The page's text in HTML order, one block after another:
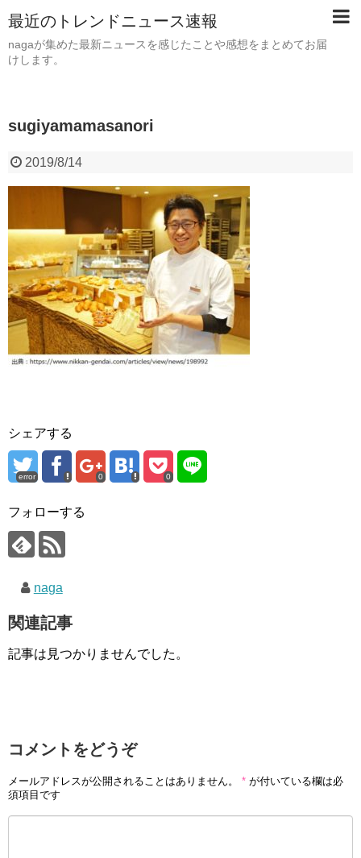
最近のトレンドニュース速報
nagaが集めた最新ニュースを感じたことや感想をまとめてお届
けします。
sugiyamamasanori
2019/8/14
シェアする
error 0 0
フォローする
naga
関連記事
記事は見つかりませんでした。
コメントをどうぞ
メールアドレスが公開されることはありません。 * が付いている欄は必
須項目です